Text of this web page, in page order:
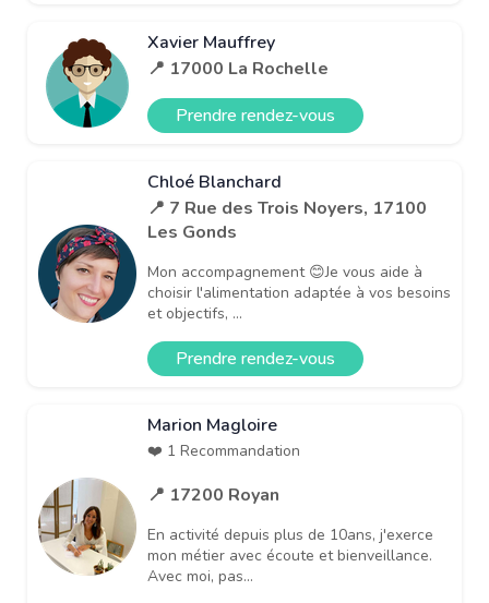
Xavier Mauffrey
📍 17000 La Rochelle
Prendre rendez-vous
Chloé Blanchard
📍 7 Rue des Trois Noyers, 17100
Les Gonds
Mon accompagnement 😊Je vous aide à
choisir l'alimentation adaptée à vos besoins
et objectifs, ...
Prendre rendez-vous
Marion Magloire
❤️ 1 Recommandation
📍 17200 Royan
En activité depuis plus de 10ans, j'exerce
mon métier avec écoute et bienveillance.
Avec moi, pas...